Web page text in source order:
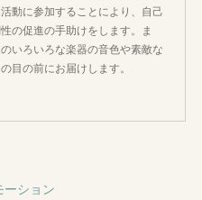
動に参加することにより、自己
の促進の手助けをします。ま
いろいろな楽器の音色や素敵な
目の前にお届けします。
ーション